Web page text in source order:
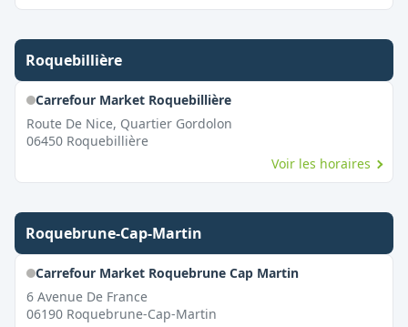
Roquebillière
Carrefour Market Roquebillière
Route De Nice, Quartier Gordolon
06450 Roquebillière
Voir les horaires
Roquebrune-Cap-Martin
Carrefour Market Roquebrune Cap Martin
6 Avenue De France
06190 Roquebrune-Cap-Martin